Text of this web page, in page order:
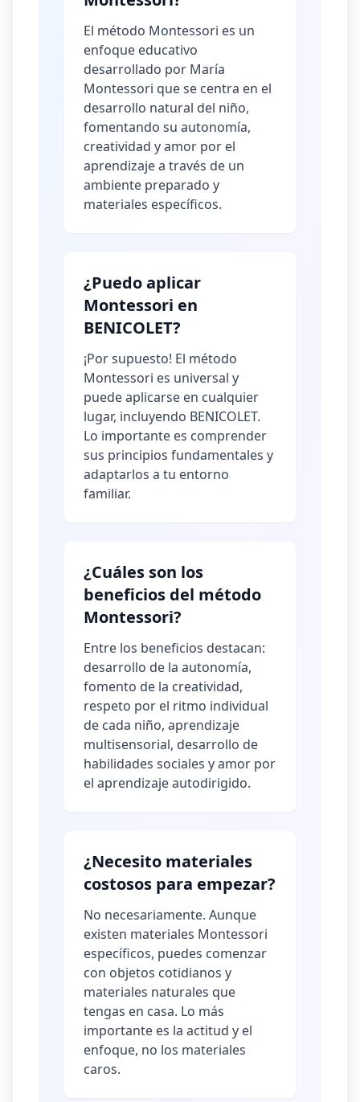
El método Montessori es un
enfoque educativo
desarrollado por María
Montessori que se centra en el
desarrollo natural del niño,
fomentando su autonomía,
creatividad y amor por el
aprendizaje a través de un
ambiente preparado y
materiales específicos.
¿Puedo aplicar
Montessori en
BENICOLET?
¡Por supuesto! El método
Montessori es universal y
puede aplicarse en cualquier
lugar, incluyendo BENICOLET.
Lo importante es comprender
sus principios fundamentales y
adaptarlos a tu entorno
familiar.
¿Cuáles son los
beneficios del método
Montessori?
Entre los beneficios destacan:
desarrollo de la autonomía,
fomento de la creatividad,
respeto por el ritmo individual
de cada niño, aprendizaje
multisensorial, desarrollo de
habilidades sociales y amor por
el aprendizaje autodirigido.
¿Necesito materiales
costosos para empezar?
No necesariamente. Aunque
existen materiales Montessori
específicos, puedes comenzar
con objetos cotidianos y
materiales naturales que
tengas en casa. Lo más
importante es la actitud y el
enfoque, no los materiales
caros.